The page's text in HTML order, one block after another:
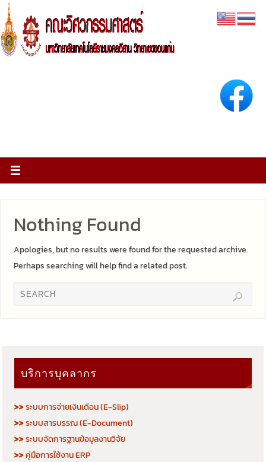
Nothing Found
Apologies, but no results were found for the requested archive.
Perhaps searching will help find a related post.
บริการบุคลากร
>>ระบบการจ่ายเงินเดือน (E-Slip)
>>ระบบสารบรรณ (E-Document)
>>ระบบจัดการฐานข้อมูลงานวิจัย
>>คู่มือการใช้งาน ERP